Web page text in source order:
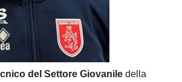
del Settore Giovanile della